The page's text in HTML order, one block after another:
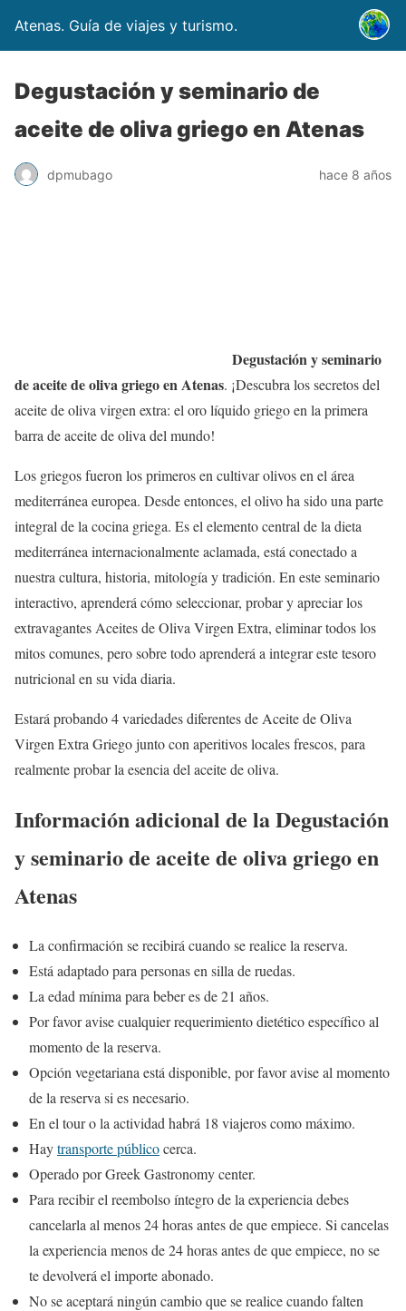
Atenas. Guía de viajes y turismo.
Degustación y seminario de
aceite de oliva griego en Atenas
dpmubago hace 8 años
Degustación y seminario
de aceite de oliva griego en Atenas. ¡Descubra los secretos del
aceite de oliva virgen extra: el oro líquido griego en la primera
barra de aceite de oliva del mundo!
Los griegos fueron los primeros en cultivar olivos en el área
mediterránea europea. Desde entonces, el olivo ha sido una parte
integral de la cocina griega. Es el elemento central de la dieta
mediterránea internacionalmente aclamada, está conectado a
nuestra cultura, historia, mitología y tradición. En este seminario
interactivo, aprenderá cómo seleccionar, probar y apreciar los
extravagantes Aceites de Oliva Virgen Extra, eliminar todos los
mitos comunes, pero sobre todo aprenderá a integrar este tesoro
nutricional en su vida diaria.
Estará probando 4 variedades diferentes de Aceite de Oliva
Virgen Extra Griego junto con aperitivos locales frescos, para
realmente probar la esencia del aceite de oliva.
Información adicional de la Degustación
y seminario de aceite de oliva griego en
Atenas
La confirmación se recibirá cuando se realice la reserva.
Está adaptado para personas en silla de ruedas.
La edad mínima para beber es de 21 años.
Por favor avise cualquier requerimiento dietético específico al
momento de la reserva.
Opción vegetariana está disponible, por favor avise al momento
de la reserva si es necesario.
En el tour o la actividad habrá 18 viajeros como máximo.
Haytransporte públicocerca.
Operado por Greek Gastronomy center.
Para recibir el reembolso íntegro de la experiencia debes
cancelarla al menos 24 horas antes de que empiece. Si cancelas
la experiencia menos de 24 horas antes de que empiece, no se
te devolverá el importe abonado.
No se aceptará ningún cambio que se realice cuando falten